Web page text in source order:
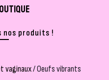
nos produits !
vaginaux/ Oeufs vibrants